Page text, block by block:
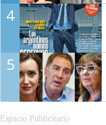
4
5
Espacio Publicitario